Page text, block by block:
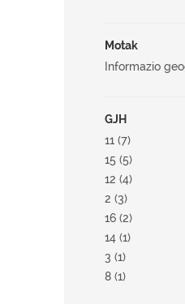
Motak
Informazio
GJH
11 (7)
15 (5)
12 (4)
2 (3)
16 (2)
14 (1)
3 (1)
8 (1)